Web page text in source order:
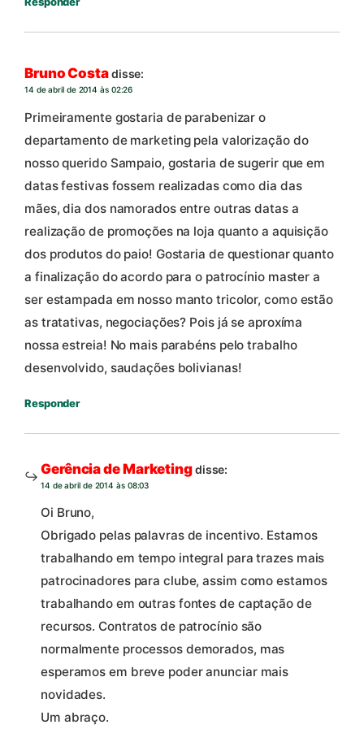
Bruno Costadisse:
14 de abril de 2014 às 02:26
Primeiramente gostaria de parabenizar o
departamento de marketing pela valorização do
nosso querido Sampaio, gostaria de sugerir que em
datas festivas fossem realizadas como dia das
mães, dia dos namorados entre outras datas a
realização de promoções na loja quanto a aquisição
dos produtos do paio! Gostaria de questionar quanto
a finalização do acordo para o patrocínio master a
ser estampada em nosso manto tricolor, como estão
as tratativas, negociações? Pois já se aproxíma
nossa estreia! No mais parabéns pelo trabalho
desenvolvido, saudações bolivianas!
Responder
Gerência de Marketingdisse:
14 de abril de 2014 às 08:03
Oi Bruno,
Obrigado pelas palavras de incentivo. Estamos
trabalhando em tempo integral para trazes mais
patrocinadores para clube, assim como estamos
trabalhando em outras fontes de captação de
recursos. Contratos de patrocínio são
normalmente processos demorados, mas
esperamos em breve poder anunciar mais
novidades.
Um abraço.